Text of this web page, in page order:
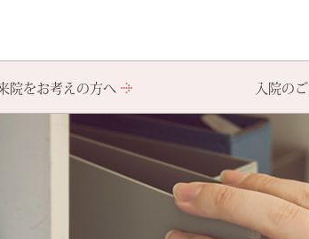
病院概要・恵生会について 医師紹介
広報誌
院をお考えの方へ
再診の患者様へ
入院の
入院生活・面会について 入院施設について
育・家族相談会 社会生活技能訓練(SST) 治
ン・電気けいれん療法（ECT）の導入をご検討の方へ